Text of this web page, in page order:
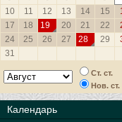
10
11 12 13 14 15
17
18 19 20 21 22
24
25 26 27 28 29
31
Ст. ст.
Нов. ст.
Календарь